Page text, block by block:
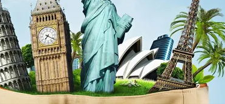
للسائحين الوافدين
شركات السياحة بمصر تقدم
خدمات متميزة للسائحين
الوافدين، حيث تعتبر…